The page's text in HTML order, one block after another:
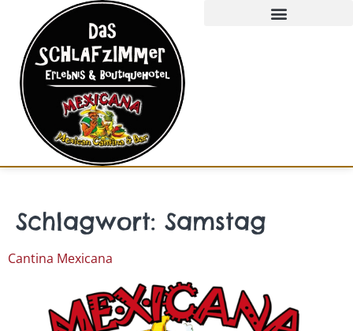
Schlagwort: Samstag
Cantina Mexicana